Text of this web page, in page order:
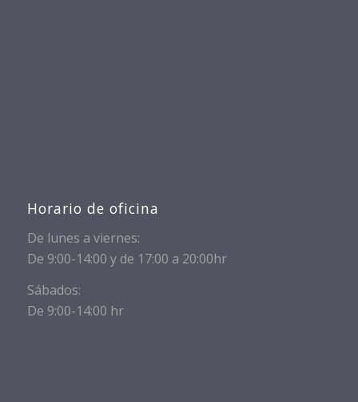
Horario de oficina
De lunes a viernes:
De 9:00-14:00 y de 17:00 a 20:00hr
Sábados:
De 9:00-14:00 hr